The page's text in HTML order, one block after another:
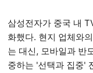
삼성전자가 중국 내
화했다. 현지 업체와
는 대신, 모바일과 반
중하는 '선택과 집중'